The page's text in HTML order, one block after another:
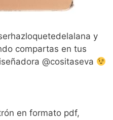
y
compartas en tus
@cositaseva
en formato pdf,